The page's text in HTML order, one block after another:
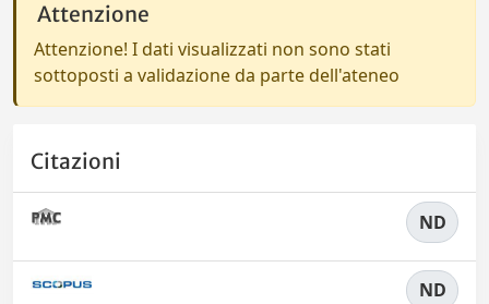
Attenzione
Attenzione! I dati visualizzati non sono stati
sottoposti a validazione da parte dell'ateneo
Citazioni
ND
ND